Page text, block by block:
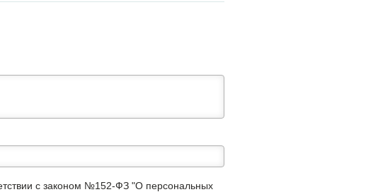
с законом №152-ФЗ "О персональных